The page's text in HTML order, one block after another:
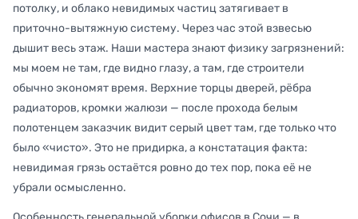
потолку, и облако невидимых частиц затягивает в
приточно-вытяжную систему. Через час этой взвесью
дышит весь этаж. Наши мастера знают физику загрязнений:
мы моем не там, где видно глазу, а там, где строители
обычно экономят время. Верхние торцы дверей, рёбра
радиаторов, кромки жалюзи — после прохода белым
полотенцем заказчик видит серый цвет там, где только что
было «чисто». Это не придирка, а констатация факта:
невидимая грязь остаётся ровно до тех пор, пока её не
убрали осмысленно.